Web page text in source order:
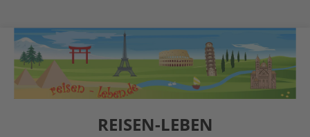
REISEN-LEBEN